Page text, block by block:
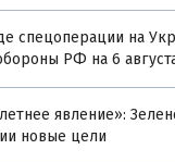
спецоперации на
РФ на 6
явление»:
новые цели